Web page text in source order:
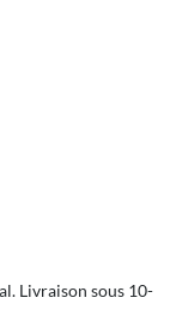
Livraison sous 10-